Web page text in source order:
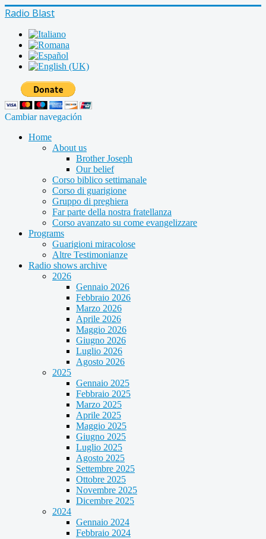
Radio Blast
Cambiar navegación
Home
About us
Brother Joseph
Our belief
Corso biblico settimanale
Corso di guarigione
Gruppo di preghiera
Far parte della nostra fratellanza
Corso avanzato su come evangelizzare
Programs
Guarigioni miracolose
Altre Testimonianze
Radio shows archive
2026
Gennaio 2026
Febbraio 2026
Marzo 2026
Aprile 2026
Maggio 2026
Giugno 2026
Luglio 2026
Agosto 2026
2025
Gennaio 2025
Febbraio 2025
Marzo 2025
Aprile 2025
Maggio 2025
Giugno 2025
Luglio 2025
Agosto 2025
Settembre 2025
Ottobre 2025
Novembre 2025
Dicembre 2025
2024
Gennaio 2024
Febbraio 2024